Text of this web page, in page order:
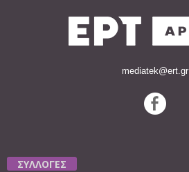
mediatek@ert.gr
ΣΥΛΛΟΓΕΣ